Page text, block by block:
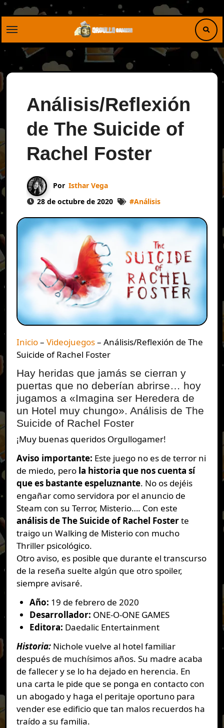
Saltar
Análisis/Reflexión
de The Suicide of
Rachel Foster
Por Isthar Vega
28 de octubre de 2020
#Análisis
Inicio– Videojuegos– Análisis/Reflexión de The
Suicide of Rachel Foster
Hay heridas que jamás se cierran y
puertas que no deberían abrirse… hoy
jugamos a «Imagina ser Heredera de
un Hotel muy chungo». Análisis de The
Suicide of Rachel Foster
¡Muy buenas queridos Orgullogamer!
Aviso importante: Este juego no es de terror ni
de miedo, pero la historia que nos cuenta sí
que es bastante espeluznante. No os dejéis
engañar como servidora por el anuncio de
Steam con su Terror, Misterio…. Con este
análisis de The Suicide of Rachel Fosterte
traigo un Walking de Misterio con mucho
Thriller psicológico.
Otro aviso, es posible que durante el transcurso
de la reseña suelte algún que otro spoiler,
siempre avisaré.
Año: 19 de febrero de 2020
Desarrollador: ONE-O-ONE GAMES
Editora: Daedalic Entertainment
Historia: Nichole vuelve al hotel familiar
después de muchísimos años. Su madre acaba
de fallecer y se lo ha dejado en herencia. En
una carta le pide que se ponga en contacto con
un abogado y haga el peritaje oportuno para
vender ese edificio que tan malos recuerdos ha
traído a su familia.